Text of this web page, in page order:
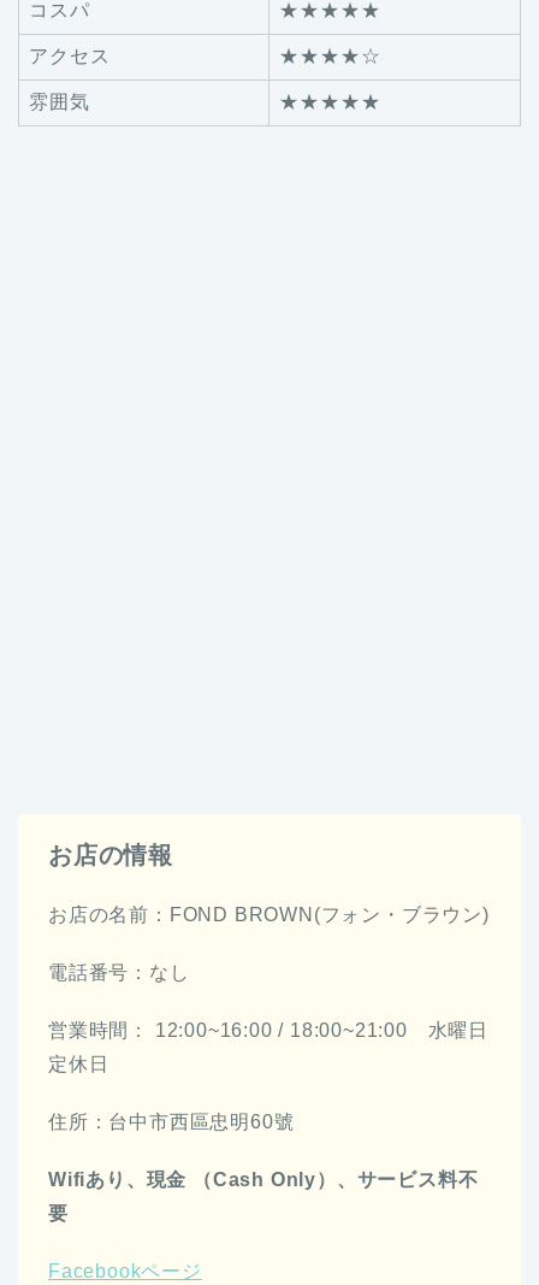
コスパ ★★★★★
アクセス ★★★★☆
雰囲気 ★★★★★
お店の情報
お店の名前：FOND BROWN(フォン・ブラウン)
電話番号：なし
営業時間： 12:00~16:00 / 18:00~21:00 水曜日
定休日
住所：台中市西區忠明60號
Wifiあり、現金 （Cash Only）、サービス料不
要
Facebookページ